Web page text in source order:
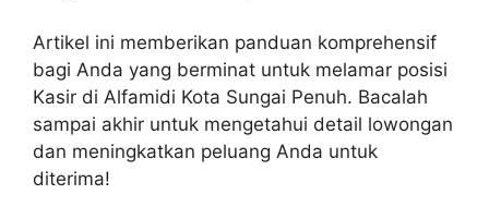
Artikel ini memberikan panduan komprehensif
bagi Anda yang berminat untuk melamar posisi
Kasir di Alfamidi Kota Sungai Penuh. Bacalah
sampai akhir untuk mengetahui detail lowongan
dan meningkatkan peluang Anda untuk
diterima!